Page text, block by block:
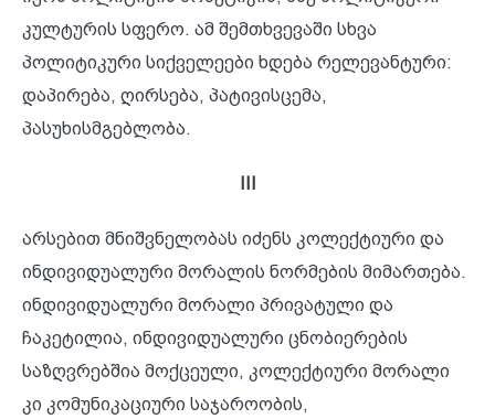
კულტურის სფერო. ამ შემთხვევაში სხვა
პოლიტიკური სიქველეები ხდება რელევანტური:
დაპირება, ღირსება, პატივისცემა,
პასუხისმგებლობა.
III
არსებით მნიშვნელობას იძენს კოლექტიური და
ინდივიდუალური მორალის ნორმების მიმართება.
ინდივიდუალური მორალი პრივატული და
ჩაკეტილია, ინდივიდუალური ცნობიერების
საზღვრებშია მოქცეული, კოლექტიური მორალი
კი კომუნიკაციური საჯაროობის,